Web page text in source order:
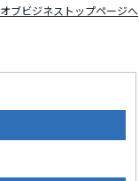
ブビジネストップページへ